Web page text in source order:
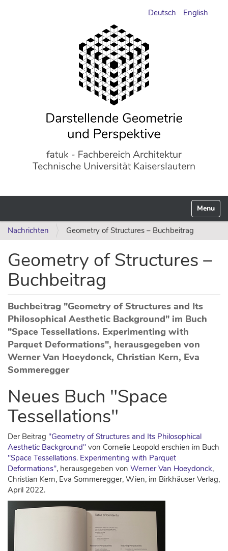
Deutsch English
Nachrichten Geometry of Structures – Buchbeitrag
Geometry of Structures –
Buchbeitrag
Buchbeitrag "Geometry of Structures and Its
Philosophical Aesthetic Background" im Buch
"Space Tessellations. Experimenting with
Parquet Deformations", herausgegeben von
Werner Van Hoeydonck, Christian Kern, Eva
Sommeregger
Neues Buch "Space
Tessellations"
Der Beitrag "Geometry of Structures and Its Philosophical
Aesthetic Background" von Cornelie Leopold erschien im Buch
"Space Tessellations. Experimenting with Parquet
Deformations", herausgegeben von Werner Van Hoeydonck,
Christian Kern, Eva Sommeregger, Wien, im Birkhäuser Verlag,
April 2022.